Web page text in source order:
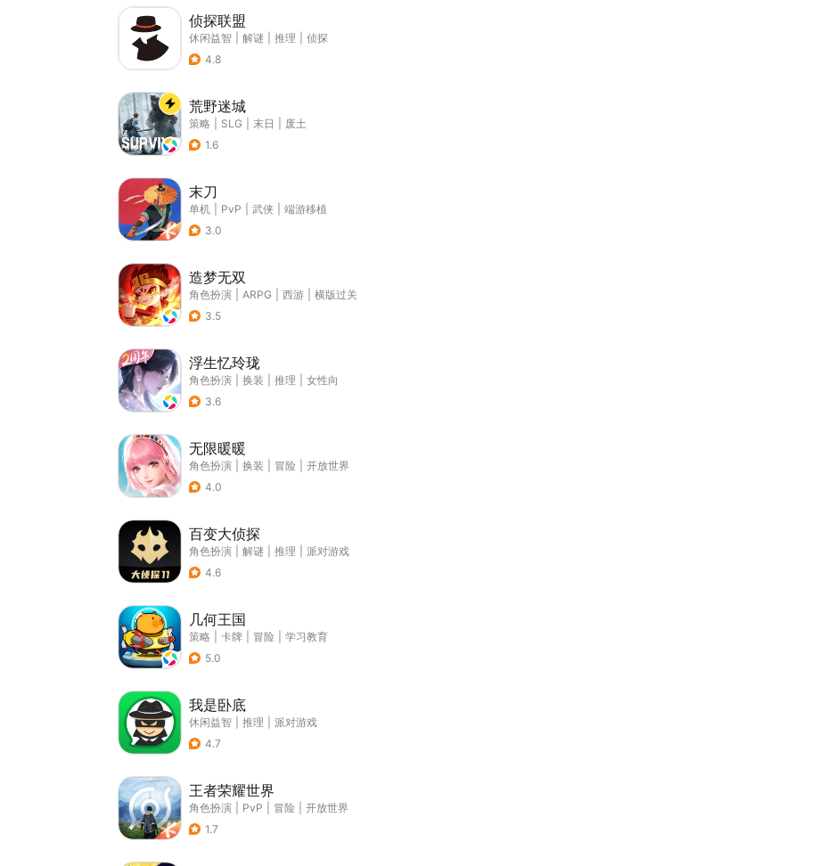
侦探联盟
休闲益智 解谜 推理
侦探
4.8
荒野迷城
策略 SLG 末日
废土
1.6
末刀
单机 PvP 武侠
端游移植
3.0
造梦无双
角色扮演 ARPG 西游
横版过关
3.5
浮生忆玲珑
角色扮演 换装 推理
女性向
3.6
无限暖暖
角色扮演 换装 冒险
开放世界
4.0
百变大侦探
角色扮演 解谜 推理
派对游戏
4.6
几何王国
策略 卡牌 冒险
学习教育
5.0
我是卧底
休闲益智 推理
派对游戏
4.7
王者荣耀世界
角色扮演 PvP 冒险
开放世界
1.7